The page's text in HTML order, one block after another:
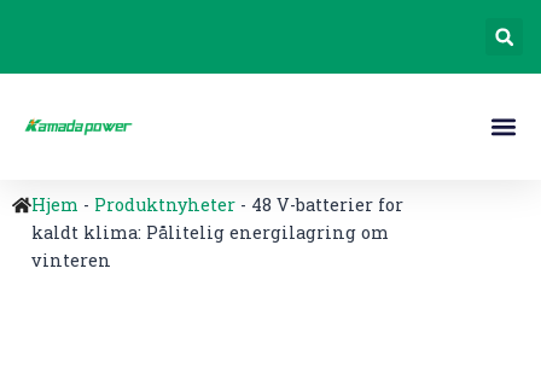
Hjem - Produktnyheter - 48 V-batterier for
kaldt klima: Pålitelig energilagring om
vinteren